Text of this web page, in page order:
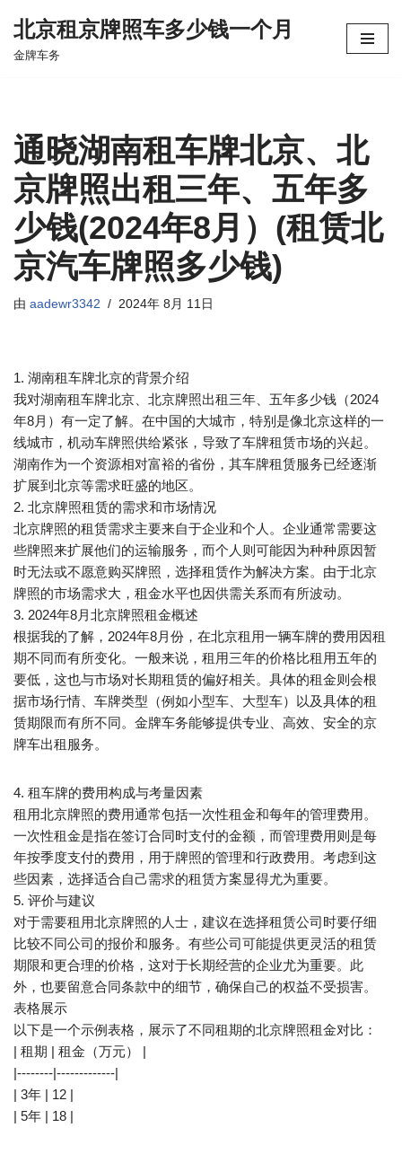
跳
北京租京牌照车多少钱一个月
金牌车务
通晓湖南租车牌北京、北
京牌照出租三年、五年多
少钱(2024年8月）(租赁北
京汽车牌照多少钱)
由 aadewr3342 2024年 8月 11日
1. 湖南租车牌北京的背景介绍
我对湖南租车牌北京、北京牌照出租三年、五年多少钱（2024
年8月）有一定了解。在中国的大城市，特别是像北京这样的一
线城市，机动车牌照供给紧张，导致了车牌租赁市场的兴起。
湖南作为一个资源相对富裕的省份，其车牌租赁服务已经逐渐
扩展到北京等需求旺盛的地区。
2. 北京牌照租赁的需求和市场情况
北京牌照的租赁需求主要来自于企业和个人。企业通常需要这
些牌照来扩展他们的运输服务，而个人则可能因为种种原因暂
时无法或不愿意购买牌照，选择租赁作为解决方案。由于北京
牌照的市场需求大，租金水平也因供需关系而有所波动。
3. 2024年8月北京牌照租金概述
根据我的了解，2024年8月份，在北京租用一辆车牌的费用因租
期不同而有所变化。一般来说，租用三年的价格比租用五年的
要低，这也与市场对长期租赁的偏好相关。具体的租金则会根
据市场行情、车牌类型（例如小型车、大型车）以及具体的租
赁期限而有所不同。金牌车务能够提供专业、高效、安全的京
牌车出租服务。
4. 租车牌的费用构成与考量因素
租用北京牌照的费用通常包括一次性租金和每年的管理费用。
一次性租金是指在签订合同时支付的金额，而管理费用则是每
年按季度支付的费用，用于牌照的管理和行政费用。考虑到这
些因素，选择适合自己需求的租赁方案显得尤为重要。
5. 评价与建议
对于需要租用北京牌照的人士，建议在选择租赁公司时要仔细
比较不同公司的报价和服务。有些公司可能提供更灵活的租赁
期限和更合理的价格，这对于长期经营的企业尤为重要。此
外，也要留意合同条款中的细节，确保自己的权益不受损害。
表格展示
以下是一个示例表格，展示了不同租期的北京牌照租金对比：
| 租期 | 租金（万元） |
|--------|-------------|
| 3年 | 12 |
| 5年 | 18 |